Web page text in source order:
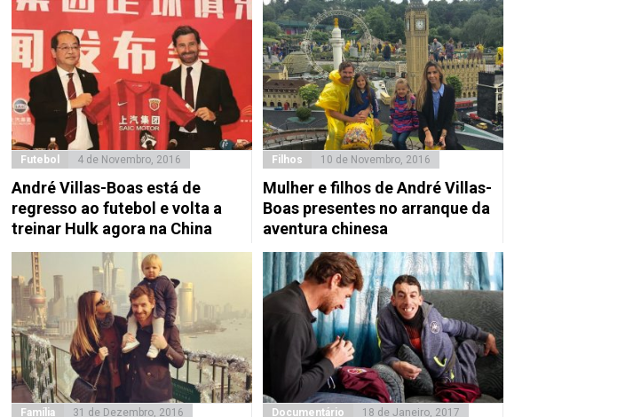
Futebol 4 de Novembro, 2016
André Villas-Boas está de
regresso ao futebol e volta a
treinar Hulk agora na China
Filhos 10 de Novembro, 2016
Mulher e filhos de André Villas-
Boas presentes no arranque da
aventura chinesa
Família 31 de Dezembro, 2016 Documentário 18 de Janeiro, 2017